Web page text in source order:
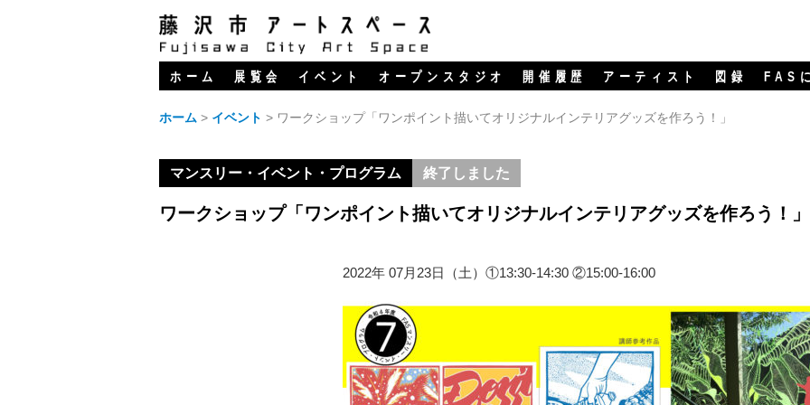
ホーム 展覧会 イベント オープンスタジオ 開催履歴 アーティスト 図録 FAS
ホーム > イベント > ワークショップ「ワンポイント描いてオリジナルインテリアグッズを作ろう！」
マンスリー・イベント・プログラム 終了しました
ワークショップ「ワンポイント描いてオリジナルインテリアグッズを作ろう！」
2022年 07月23日（土）①13:30-14:30 ②15:00-16:00